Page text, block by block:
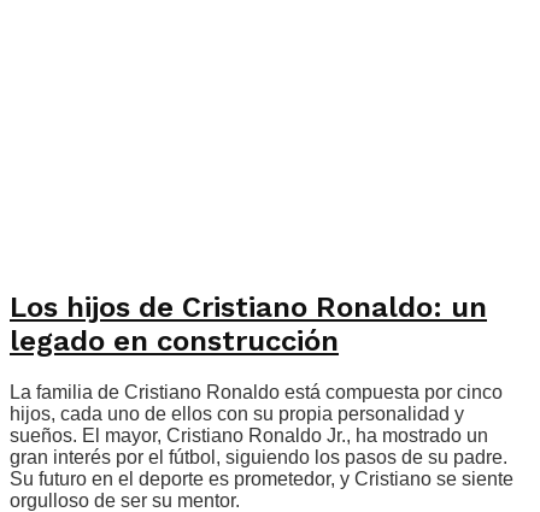
Los hijos de Cristiano Ronaldo: un
legado en construcción
La familia de Cristiano Ronaldo está compuesta por cinco
hijos, cada uno de ellos con su propia personalidad y
sueños. El mayor, Cristiano Ronaldo Jr., ha mostrado un
gran interés por el fútbol, siguiendo los pasos de su padre.
Su futuro en el deporte es prometedor, y Cristiano se siente
orgulloso de ser su mentor.